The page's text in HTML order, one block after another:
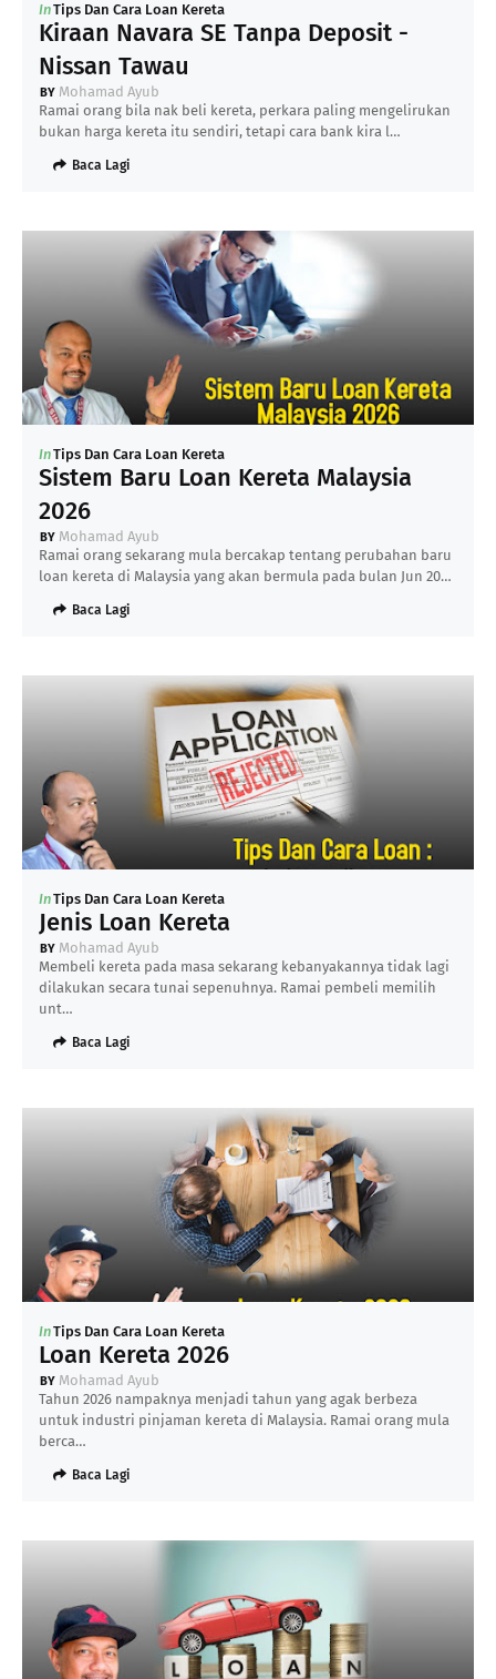
InTips Dan Cara Loan Kereta
Kiraan Navara SE Tanpa Deposit -
Nissan Tawau
Mohamad Ayub
Ramai orang bila nak beli kereta, perkara paling mengelirukan
bukan harga kereta itu sendiri, tetapi cara bank kira l…
Baca Lagi
InTips Dan Cara Loan Kereta
Sistem Baru Loan Kereta Malaysia
2026
Mohamad Ayub
Ramai orang sekarang mula bercakap tentang perubahan baru
loan kereta di Malaysia yang akan bermula pada bulan Jun 20…
Baca Lagi
InTips Dan Cara Loan Kereta
Jenis Loan Kereta
Mohamad Ayub
Membeli kereta pada masa sekarang kebanyakannya tidak lagi
dilakukan secara tunai sepenuhnya. Ramai pembeli memilih
unt…
Baca Lagi
InTips Dan Cara Loan Kereta
Loan Kereta 2026
Mohamad Ayub
Tahun 2026 nampaknya menjadi tahun yang agak berbeza
untuk industri pinjaman kereta di Malaysia. Ramai orang mula
berca…
Baca Lagi